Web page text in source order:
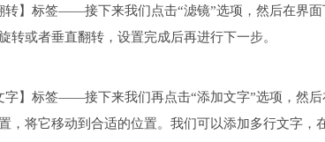
转】标签——接下来我们点击“滤镜”选项，然后在界
转或者垂直翻转，设置完成后再进行下一步。
字】标签——接下来我们再点击“添加文字”选项，然
，将它移动到合适的位置。我们可以添加多行文字